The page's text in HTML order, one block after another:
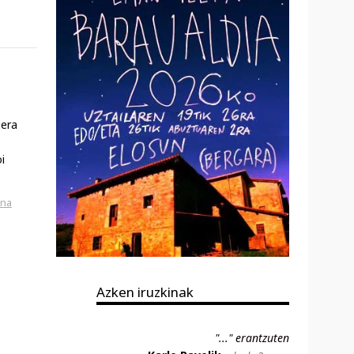
Azken iruzkinak
"..." erantzuten